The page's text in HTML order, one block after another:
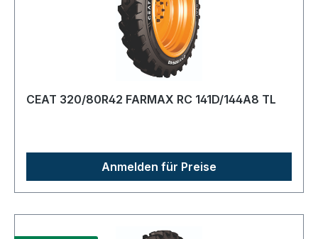
CEAT 320/80R42 FARMAX RC 141D/144A8 TL
Anmelden für Preise